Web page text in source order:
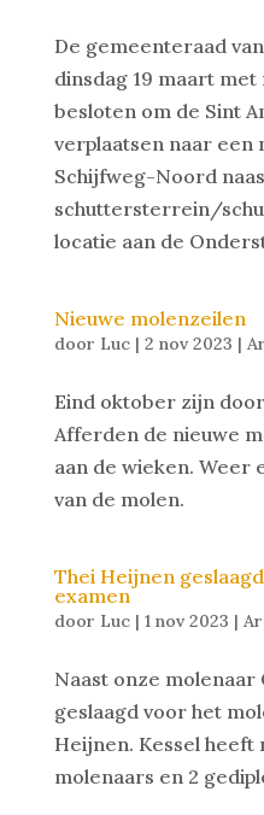
De gemeenteraad
dinsdag 19 maart
besloten om de Sint
verplaatsen naar een
Schijfweg-Noord
schuttersterrein/
locatie aan de
Nieuwe molenzeilen
door Luc| 2 nov 2023 |
Eind oktober zijn
Afferden de nieuwe
aan de wieken. Weer
van de molen.
Thei Heijnen
examen
door Luc| 1 nov 2023 |
Naast onze molenaar
geslaagd voor het
Heijnen. Kessel heeft
molenaars en 2